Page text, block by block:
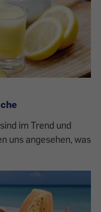
im Trend und
uns angesehen, was